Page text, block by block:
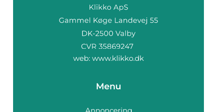
web: www.klikko.dk
Menu